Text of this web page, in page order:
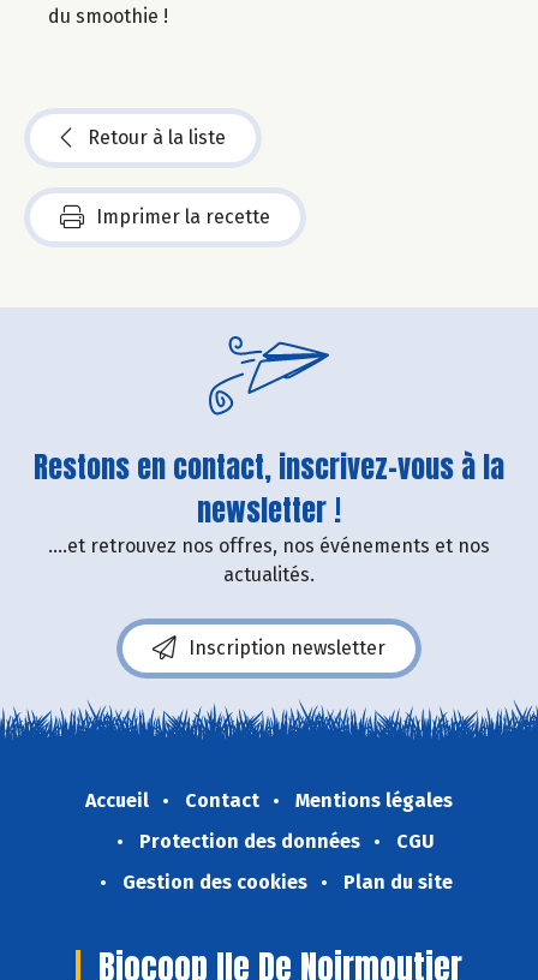
du smoothie !
Retour à la liste
Imprimer la recette
Restons en contact, inscrivez-vous à la
newsletter !
....et retrouvez nos offres, nos événements et nos
actualités.
Inscription newsletter
Accueil Contact
Mentions légales
Protection des données
CGU
Gestion des cookies
Plan du site
Biocoop Ile De Noirmoutier